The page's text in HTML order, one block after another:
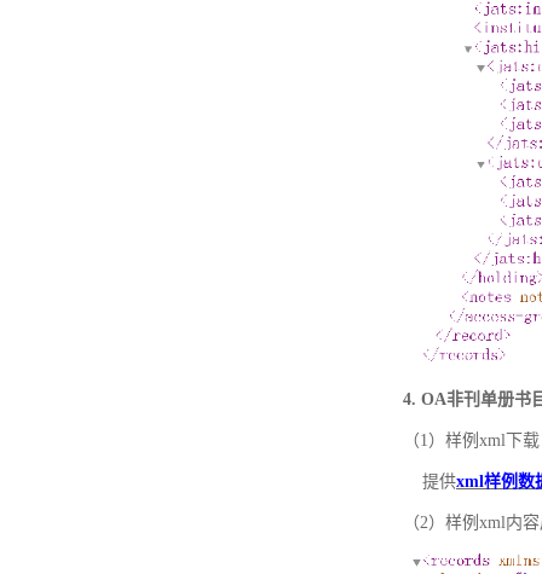
4. OA非刊单册书
（1）样例xml下载
提供xml样例数
（2）样例xml内